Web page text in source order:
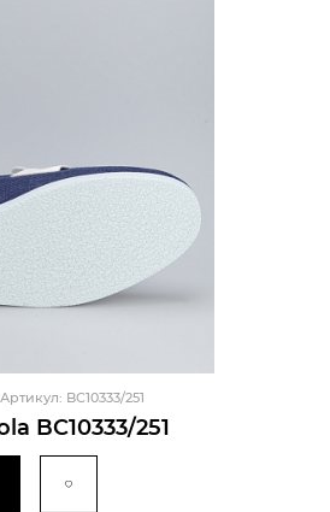
BC10333/251
Артикул: BC10333/251